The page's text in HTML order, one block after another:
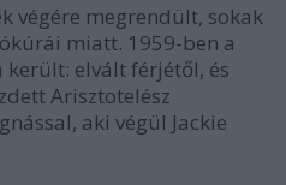
végére megrendült, sokak
miatt. 1959-ben a
elvált férjétől, és
Arisztotelész
aki végül Jackie